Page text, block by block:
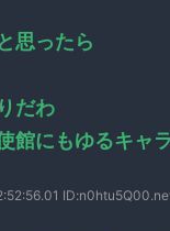
思ったら
だわ
館にもゆるキャ